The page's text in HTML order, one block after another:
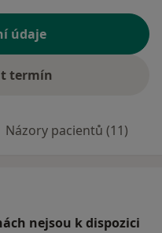
údaje
termín
Názory pacientů (11)
nejsou k dispozici